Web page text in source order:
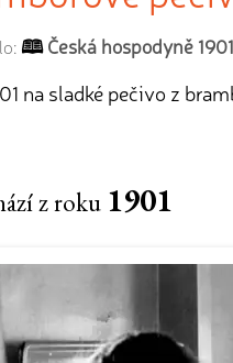
Česká hospodyně
na sladké pečivo z
z roku 1901